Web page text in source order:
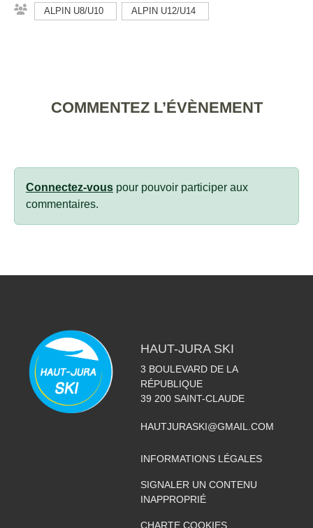
ALPIN U8/U10 ALPIN U12/U14
COMMENTEZ L’ÉVÈNEMENT
Connectez-vous pour pouvoir participer aux
commentaires.
HAUT-JURA SKI
3 BOULEVARD DE LA
RÉPUBLIQUE
39 200 SAINT-CLAUDE
HAUTJURASKI@GMAIL.COM
INFORMATIONS LÉGALES
SIGNALER UN CONTENU
INAPPROPRIÉ
CHARTE COOKIES